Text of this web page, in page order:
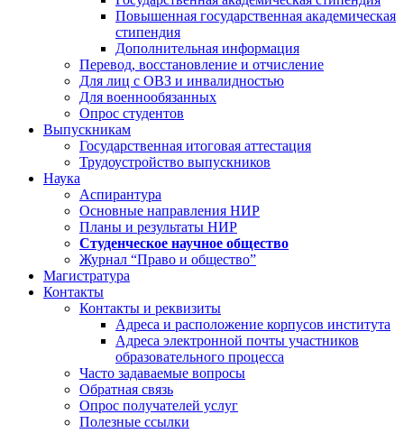
Повышенная государственная академическая
стипендия
Дополнительная информация
Перевод, восстановление и отчисление
Для лиц с ОВЗ и инвалидностью
Для военнообязанных
Опрос студентов
Выпускникам
Государственная итоговая аттестация
Трудоустройство выпускников
Наука
Аспирантура
Основные направления НИР
Планы и результаты НИР
Студенческое научное общество
Журнал “Право и общество”
Магистратура
Контакты
Контакты и реквизиты
Адреса и расположение корпусов института
Адреса электронной почты участников
образовательного процесса
Часто задаваемые вопросы
Обратная связь
Опрос получателей услуг
Полезные ссылки